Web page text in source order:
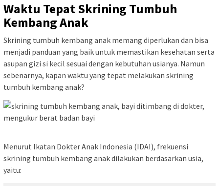
Waktu Tepat Skrining Tumbuh
Kembang Anak
Skrining tumbuh kembang anak memang diperlukan dan bisa
menjadi panduan yang baikuntuk memastikan kesehatan serta
asupan gizi si kecil sesuai dengan kebutuhan usianya. Namun
sebenarnya, kapan waktu yang tepat melakukan skrining
tumbuh kembang anak?
Menurut Ikatan Dokter Anak Indonesia (IDAI), frekuensi
skrining tumbuh kembang anak dilakukan berdasarkan usia,
yaitu: